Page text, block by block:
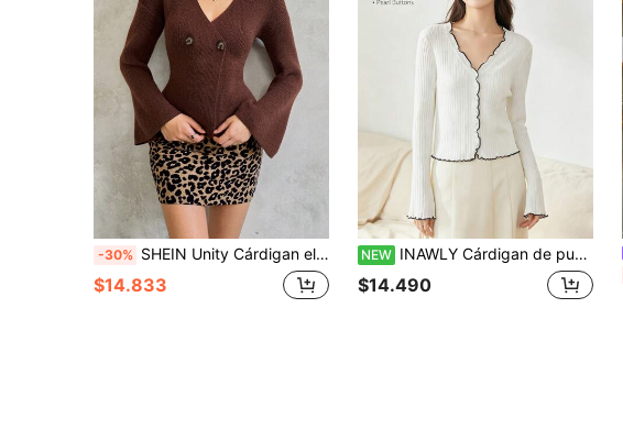
-30% SHEIN Unity Cárdigan elegante de unicolor para mujer
$14.833
NEW INAWLY Cárdigan de punto con cuello en V, volantes de hoja de loto, personalizado, elegante, minimalista, versátil para ir a la oficina, viajar y uso diario
$14.490